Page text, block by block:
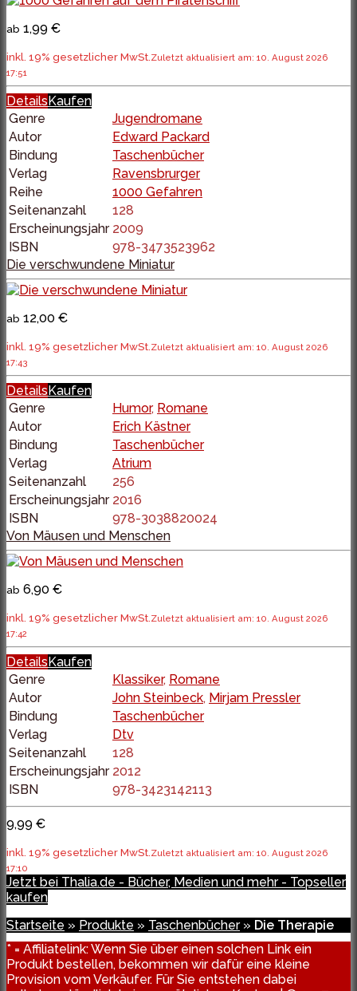
ab 1,99 €
inkl. 19% gesetzlicher MwSt.Zuletzt aktualisiert am: 10. August 2026
17:51
Details Kaufen
Genre
Jugendromane
Autor
Edward Packard
Bindung
Taschenbücher
Verlag
Ravensbrurger
Reihe
1000 Gefahren
Seitenanzahl
128
Erscheinungsjahr 2009
ISBN
978-3473523962
Die verschwundene Miniatur
ab 12,00 €
inkl. 19% gesetzlicher MwSt.Zuletzt aktualisiert am: 10. August 2026
17:43
Details Kaufen
Genre
Humor, Romane
Autor
Erich Kästner
Bindung
Taschenbücher
Verlag
Atrium
Seitenanzahl
256
Erscheinungsjahr 2016
ISBN
978-3038820024
Von Mäusen und Menschen
ab 6,90 €
inkl. 19% gesetzlicher MwSt.Zuletzt aktualisiert am: 10. August 2026
17:42
Details Kaufen
Genre
Klassiker, Romane
Autor
John Steinbeck, Mirjam Pressler
Bindung
Taschenbücher
Verlag
Dtv
Seitenanzahl
128
Erscheinungsjahr 2012
ISBN
978-3423142113
9,99 €
inkl. 19% gesetzlicher MwSt.Zuletzt aktualisiert am: 10. August 2026
17:10
Jetzt bei Thalia.de - Bücher, Medien und mehr - Topseller
kaufen
Startseite » Produkte » Taschenbücher» Die Therapie
* = Affiliatelink: Wenn Sie über einen solchen Link ein
Produkt bestellen, bekommen wir dafür eine kleine
Provision vom Verkäufer. Für Sie entstehen dabei